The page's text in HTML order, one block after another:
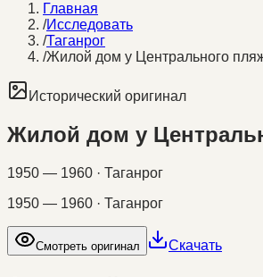
Главная
/Исследовать
/Таганрог
/Жилой дом у Центрального
Исторический оригинал
Жилой дом у
1950 — 1960 · Таганрог
1950 — 1960 · Таганрог
Смотреть оригинал Скачать